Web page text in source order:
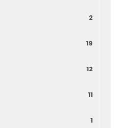
2
19
12
11
1